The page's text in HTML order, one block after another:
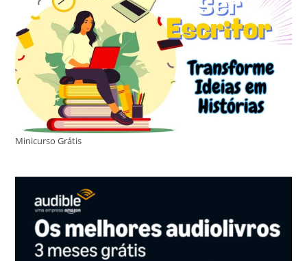
Minicurso Grátis